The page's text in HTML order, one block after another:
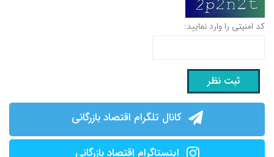
کد امنیتی را وارد نمایید:
کانال تلگرام اقتصاد بازرگانی
اینستاگرام اقتصاد بازرگانی